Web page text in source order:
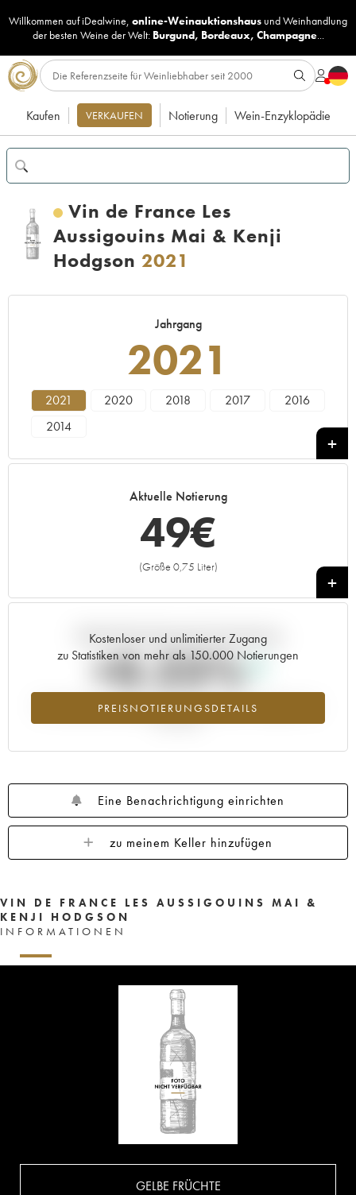
Willkommen auf iDealwine, online-Weinauktionshaus undWeinhandlung
der besten Weine der Welt: Burgund, Bordeaux, Champagne...
Kaufen VERKAUFEN Notierung Wein-Enzyklopädie
Vin de France Les
Aussigouins Mai & Kenji
Hodgson 2021
Jahrgang
2021
2021 2020 2018 2017
2016
2014
Aktuelle Notierung
49€
(Größe 0,75 Liter)
+
Kostenloser und unlimitierter Zugang
zu Statistiken von mehr als 150.000 Notierungen
PREISNOTIERUNGSDETAILS
Aktuelle Entwicklung der Preisnotierung
+0.23%
Preisanstiegs des Jahrgangs 2021 im Jahr 2026 im Vergleich zum
Eine Benachrichtigung einrichten
zu meinem Keller hinzufügen
VIN DE FRANCE LES AUSSIGOUINS MAI &
KENJI HODGSON
INFORMATIONEN
GELBE FRÜCHTE